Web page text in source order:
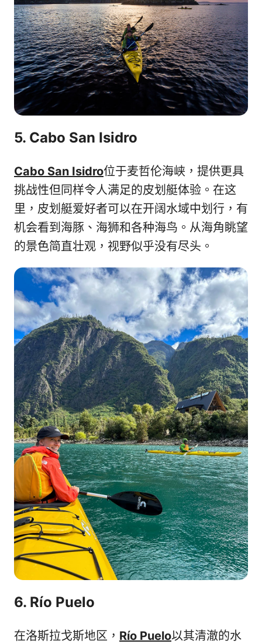
5. Cabo San Isidro
Cabo San Isidro位于麦哲伦海峡，提供更具
挑战性但同样令人满足的皮划艇体验。在这
里，皮划艇爱好者可以在开阔水域中划行，有
机会看到海豚、海狮和各种海鸟。从海角眺望
的景色简直壮观，视野似乎没有尽头。
6. Río Puelo
在洛斯拉戈斯地区， Río Puelo以其清澈的水